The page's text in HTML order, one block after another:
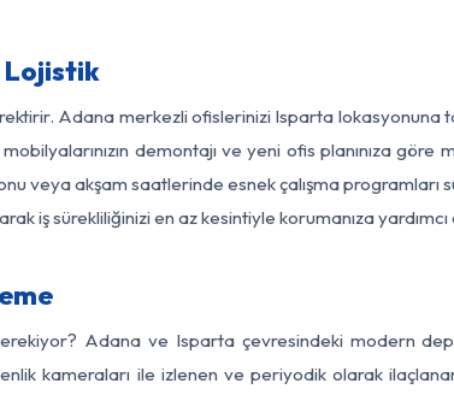
Lojistik
Adana merkezli ofislerinizi Isparta lokasyonuna
demontajı ve yeni ofis planınıza göre
veya akşam saatlerinde esnek çalışma programları
iş sürekliliğinizi en az kesintiyle korumanıza
Adana ve Isparta çevresindeki modern
kameraları ile izlenen ve periyodik olarak